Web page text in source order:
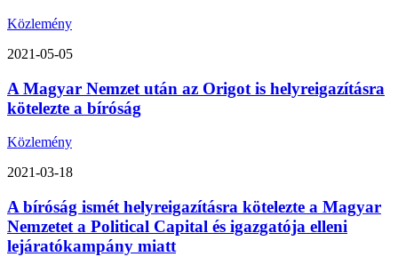
Közlemény
2021-05-05
A Magyar Nemzet után az Origot is helyreigazításra
kötelezte a bíróság
Közlemény
2021-03-18
A bíróság ismét helyreigazításra kötelezte a Magyar
Nemzetet a Political Capital és igazgatója elleni
lejáratókampány miatt